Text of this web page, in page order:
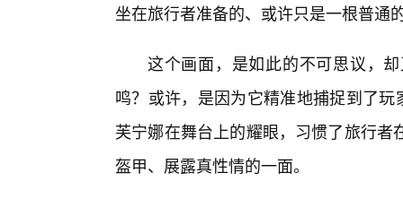
坐在旅行者准备的、或许只是一根普通
这个画面，是如此的不可思议，
鸣？或许，是因为它精准地捕捉到了
芙宁娜在舞台上的耀眼，习惯了旅行
盔甲、展露真性情的一面。